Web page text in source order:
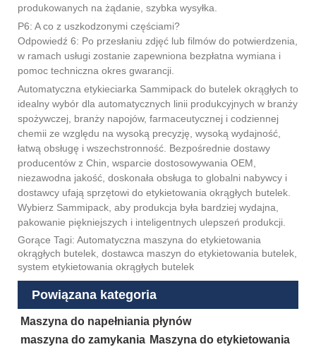
produkowanych na żądanie, szybka wysyłka.
P6: A co z uszkodzonymi częściami?
Odpowiedź 6: Po przesłaniu zdjęć lub filmów do potwierdzenia,
w ramach usługi zostanie zapewniona bezpłatna wymiana i
pomoc techniczna okres gwarancji.
Automatyczna etykieciarka Sammipack do butelek okrągłych to
idealny wybór dla automatycznych linii produkcyjnych w branży
spożywczej, branży napojów, farmaceutycznej i codziennej
chemii ze względu na wysoką precyzję, wysoką wydajność,
łatwą obsługę i wszechstronność. Bezpośrednie dostawy
producentów z Chin, wsparcie dostosowywania OEM,
niezawodna jakość, doskonała obsługa to globalni nabywcy i
dostawcy ufają sprzętowi do etykietowania okrągłych butelek.
Wybierz Sammipack, aby produkcja była bardziej wydajna,
pakowanie piękniejszych i inteligentnych ulepszeń produkcji.
Gorące Tagi: Automatyczna maszyna do etykietowania
okrągłych butelek, dostawca maszyn do etykietowania butelek,
system etykietowania okrągłych butelek
Powiązana kategoria
Maszyna do napełniania płynów
maszyna do zamykania Maszyna do etykietowania